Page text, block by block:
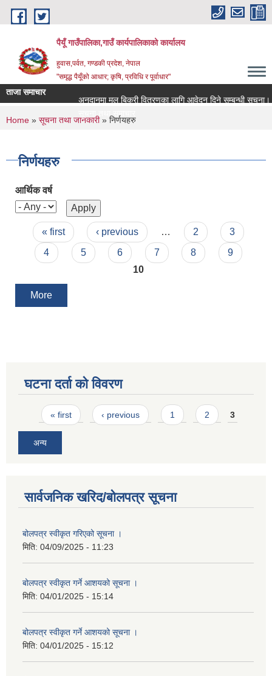
Skip to main content
पैयूँ गाउँपालिका,गाउँ कार्यपालिकाको कार्यालय
हुवास,पर्वत, गण्डकी प्रदेश, नेपाल
"समृद्ध पैयूँको आधार; कृषि, प्रविधि र पूर्वाधार"
ताजा समाचार
अनुदानमा मल बिक्री वितरणका लागि आवेदन दिने सम्बन्धी सूचना।
सूचना तथा समाचार
You are here
Home » सूचना तथा जानकारी» निर्णयहरु
निर्णयहरु
आर्थिक वर्ष
Pages
« first ‹ previous … 2
3
4
5 6 7 8
9
10
More
घटना दर्ता को विवरण
Pages
« first ‹ previous 1 2 3
अन्य
सार्वजनिक खरिद/बोलपत्र सूचना
बोलपत्र स्वीकृत गरिएको सूचना ।
मिति: 04/09/2025 - 11:23
बोलपत्र स्वीकृत गर्ने आशयको सूचना ।
मिति: 04/01/2025 - 15:14
बोलपत्र स्वीकृत गर्ने आशयको सूचना ।
मिति: 04/01/2025 - 15:12